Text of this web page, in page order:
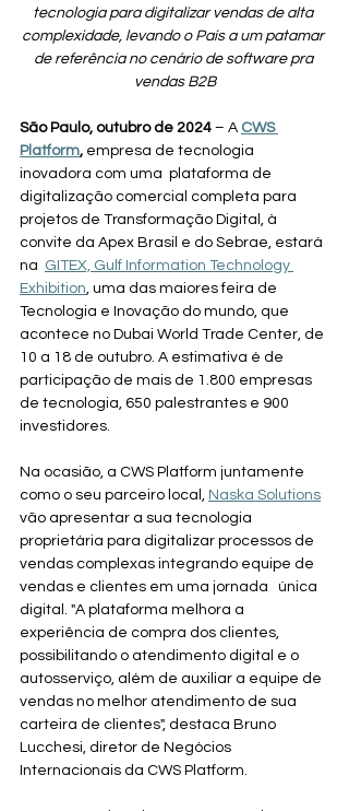
tecnologia para digitalizar vendas de alta
complexidade, levando o País a um patamar
de referência no cenário de software pra
vendas B2B
São Paulo, outubro de 2024 – A CWS
Platform, empresa de tecnologia
inovadora com uma  plataforma de
digitalização comercial completa para
projetos de Transformação Digital, à
convite da Apex Brasil e do Sebrae, estará
na GITEX, Gulf Information Technology
Exhibition, uma das maiores feira de
Tecnologia e Inovação do mundo, que
acontece no Dubai World Trade Center, de
10 a 18 de outubro. A estimativa é de
participação de mais de 1.800 empresas
de tecnologia, 650 palestrantes e 900
investidores.
Na ocasião, a CWS Platform juntamente
como o seu parceiro local, Naska Solutions
vão apresentar a sua tecnologia
proprietária para digitalizar processos de
vendas complexas integrando equipe de
vendas e clientes em uma jornada   única
digital. "A plataforma melhora a
experiência de compra dos clientes,
possibilitando o atendimento digital e o
autosserviço, além de auxiliar a equipe de
vendas no melhor atendimento de sua
carteira de clientes", destaca Bruno
Lucchesi, diretor de Negócios
Internacionais da CWS Platform.